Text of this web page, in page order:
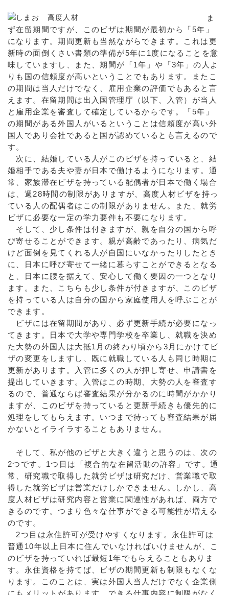
ま
ず在留期間ですが、このビザは期間が最初から「5年」
になります。期間更新も当然ながらできます。これは更
新時の面倒くさい書類の準備が5年に1度になることを意
味していますし、また、期間が「1年」や「3年」の人よ
りも国の信頼度が高いということでもあります。またこ
の期間は当人だけでなく、雇用企業の評価でもあると言
えます。在留期間は出入国管理庁（以下、入管）が当人
と雇用企業を審査して確定しているからです。「5年」
の期間がある外国人がいるということは信頼度が高い外
国人であり会社であると国が認めているとも言えるので
す。
次に、結婚している人がこのビザを持っていると、結
婚相手である夫や妻が日本で働けるようになります。通
常、家族滞在ビザを持っている配偶者が日本で働く場合
は、週28時間の制限がありますが、高度人材ビザを持っ
ている人の配偶者はこの制限がありません。また、就労
ビザに必要な一定の学力要件も不要になります。
そして、少し条件は付きますが、親を自分の国から呼
び寄せることができます。親が高齢であったり、病気だ
けど面倒を見てくれる人が自国にいなかったりしたとき
に、日本に呼び寄せて一緒に暮らすことができるとなる
と、日本に腰を据えて、安心して働く要因の一つとなり
ます。また、こちらも少し条件が付きますが、このビザ
を持っている人は自分の国から家庭使用人を呼ぶことが
できます。
ビザには在留期間があり、必ず更新手続が必要になっ
てきます。日本で大学や専門学校を卒業し、就職を決め
た大勢の外国人は大抵1月の終わり頃から3月にかけてビ
ザの変更をしますし、既に就職している人も同じ時期に
更新があります。入管に多くの人が押し寄せ、申請書を
提出していきます。入管はこの時期、大勢の人を審査す
るので、普通ならば審査結果が分かるのに時間がかかり
ますが、このビザを持っていると更新手続きも優先的に
処理をしてもらえます。いつまで待っても審査結果が届
かないとイライラすることもありません。
そして、私が他のビザと大きく違うと思うのは、次の
2つです。1つ目は「複合的な在留活動の許容」です。通
常、研究職で取得した就労ビザは研究だけ、営業職で取
得した就労ビザは営業だけしかできません。しかし、高
度人材ビザは研究内容と営業に関連性があれば、両方で
きるのです。つまり色々な仕事ができる可能性が増える
のです。
2つ目は永住許可が受けやすくなります。永住許可は
普通10年以上日本に住んでいなければいけませんが、こ
のビザを持っていれば最短1年でもらえることもありま
す。永住資格を持てば、ビザの期間更新も制限もなくな
ります。このことは、実は外国人当人だけでなく企業側
にもメリットがあります。できる仕事内容に制限がなく